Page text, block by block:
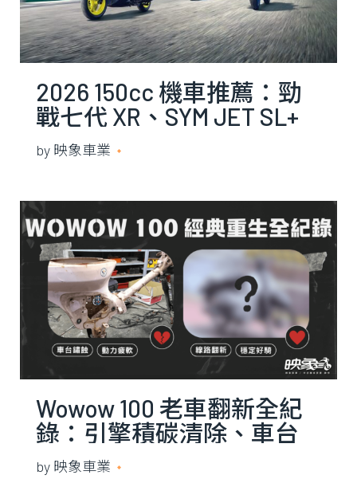
2026 150cc 機車推薦：勁
戰七代 XR、SYM JET SL+
158 電推、KYMCO RTS R
165 怎麼選？
by 映象車業
Wowow 100 老車翻新全紀
錄：引擎積碳清除、車台
除鏽與線路重整工法解析
by 映象車業